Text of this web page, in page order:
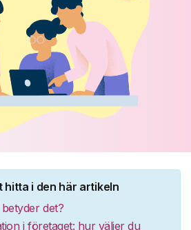
hitta i den här artikeln
det?
i företaget: hur väljer du